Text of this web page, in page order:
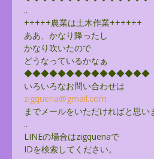
..
+++++農業は土木作業++++++
ああ、かなり降ったし
かなり吹いたので
どうなっているかなぁ
◆◆◆◆◆◆◆◆◆◆◆◆◆◆◆
いろいろなお問い合わせは
zigquena@gmail.com
までメールをいただければと思い
..
LINEの場合はzigquenaで
IDを検索してください。